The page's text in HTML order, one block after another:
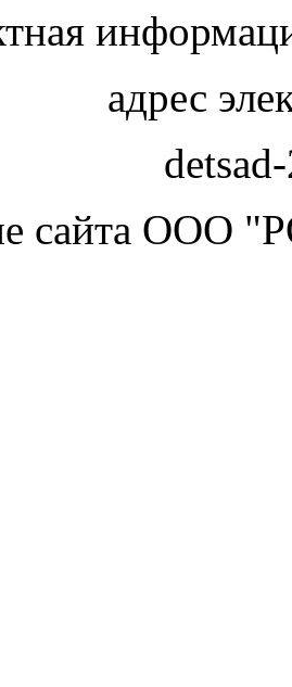
адрес
сайта ООО